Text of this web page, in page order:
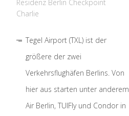
Residenz Berlin Checkpoint
Charlie
Tegel Airport (TXL) ist der
größere der zwei
Verkehrsflughäfen Berlins. Von
hier aus starten unter anderem
Air Berlin, TUIFly und Condor in